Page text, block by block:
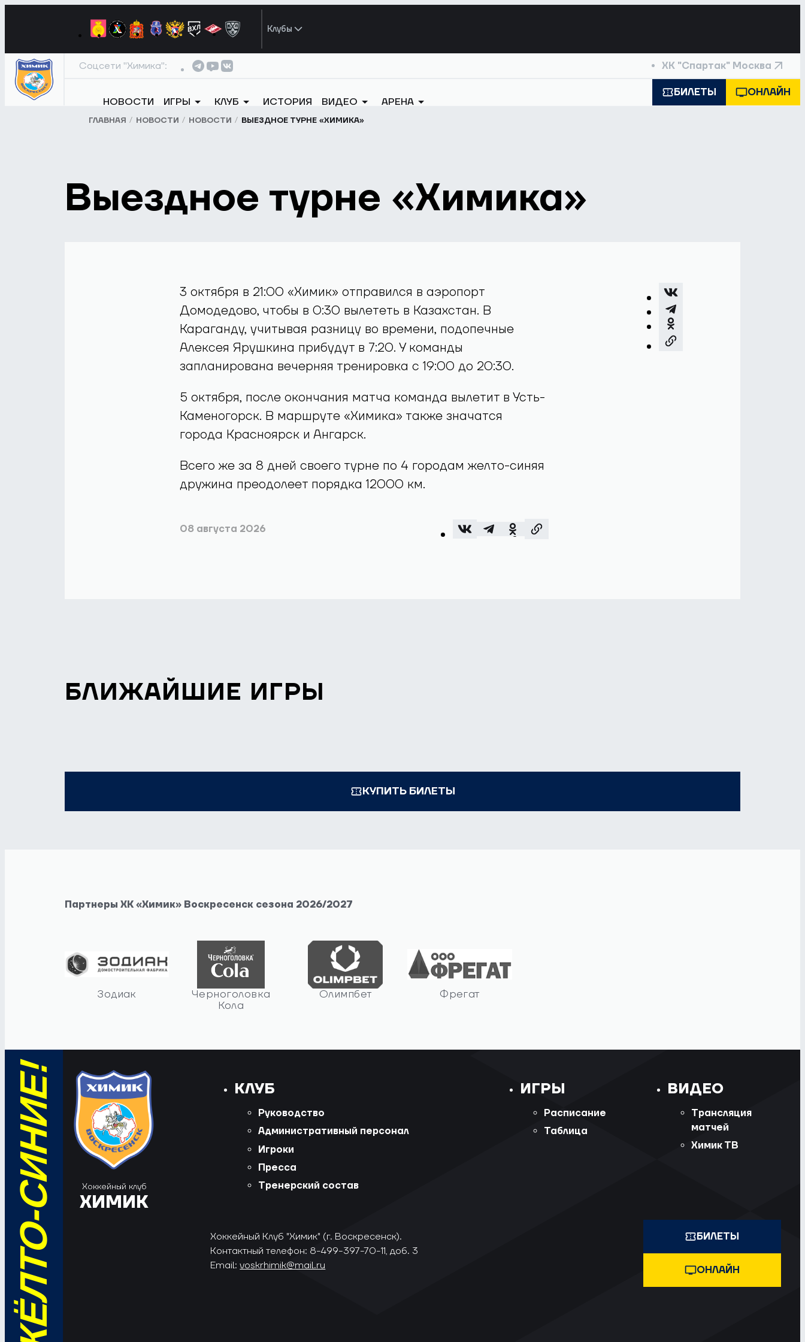
Клубы
Соцсети "Химика": ХК "Спартак" Москва
НОВОСТИ ИГРЫ КЛУБ ИСТОРИЯ ВИДЕО АРЕНА
БИЛЕТЫ ОНЛАЙН
ГЛАВНАЯ НОВОСТИ НОВОСТИ ВЫЕЗДНОЕ ТУРНЕ «ХИМИКА»
Выездное турне «Химика»
3 октября в 21:00 «Химик» отправился в аэропорт
Домодедово, чтобы в 0:30 вылететь в Казахстан. В
Караганду, учитывая разницу во времени, подопечные
Алексея Ярушкина прибудут в 7:20. У команды
запланирована вечерняя тренировка с 19:00 до 20:30.
5 октября, после окончания матча команда вылетит в Усть-
Каменогорск. В маршруте «Химика» также значатся
города Красноярск и Ангарск.
Всего же за 8 дней своего турне по 4 городам желто-синяя
дружина преодолеет порядка 12000 км.
08 августа 2026
БЛИЖАЙШИЕ ИГРЫ
КУПИТЬ БИЛЕТЫ
Партнеры ХК «Химик» Воскресенск сезона 2026/2027
Зодиак
Черноголовка
Кола
Олимпбет Фрегат
Хоккейный клуб
ХИМИК
КЛУБ
Руководство
Административный персонал
Игроки
Пресса
Тренерский состав
ИГРЫ
Расписание
Таблица
ВИДЕО
Трансляция
матчей
Химик ТВ
Хоккейный Клуб "Химик" (г. Воскресенск).
Контактный телефон: 8-499-397-70-11, доб. 3
Email:voskrhimik@mail.ru
БИЛЕТЫ
ОНЛАЙН